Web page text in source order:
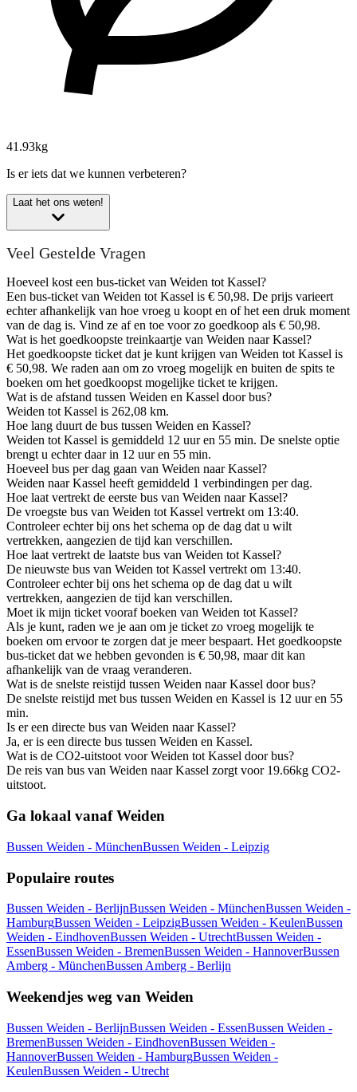
41.93kg
Is er iets dat we kunnen verbeteren?
Laat het ons weten!
Veel Gestelde Vragen
Hoeveel kost een bus-ticket van Weiden tot Kassel?
Een bus-ticket van Weiden tot Kassel is € 50,98. De prijs varieert
echter afhankelijk van hoe vroeg u koopt en of het een druk moment
van de dag is. Vind ze af en toe voor zo goedkoop als € 50,98.
Wat is het goedkoopste treinkaartje van Weiden naar Kassel?
Het goedkoopste ticket dat je kunt krijgen van Weiden tot Kassel is
€ 50,98. We raden aan om zo vroeg mogelijk en buiten de spits te
boeken om het goedkoopst mogelijke ticket te krijgen.
Wat is de afstand tussen Weiden en Kassel door bus?
Weiden tot Kassel is 262,08 km.
Hoe lang duurt de bus tussen Weiden en Kassel?
Weiden tot Kassel is gemiddeld 12 uur en 55 min. De snelste optie
brengt u echter daar in 12 uur en 55 min.
Hoeveel bus per dag gaan van Weiden naar Kassel?
Weiden naar Kassel heeft gemiddeld 1 verbindingen per dag.
Hoe laat vertrekt de eerste bus van Weiden naar Kassel?
De vroegste bus van Weiden tot Kassel vertrekt om 13:40.
Controleer echter bij ons het schema op de dag dat u wilt
vertrekken, aangezien de tijd kan verschillen.
Hoe laat vertrekt de laatste bus van Weiden tot Kassel?
De nieuwste bus van Weiden tot Kassel vertrekt om 13:40.
Controleer echter bij ons het schema op de dag dat u wilt
vertrekken, aangezien de tijd kan verschillen.
Moet ik mijn ticket vooraf boeken van Weiden tot Kassel?
Als je kunt, raden we je aan om je ticket zo vroeg mogelijk te
boeken om ervoor te zorgen dat je meer bespaart. Het goedkoopste
bus-ticket dat we hebben gevonden is € 50,98, maar dit kan
afhankelijk van de vraag veranderen.
Wat is de snelste reistijd tussen Weiden naar Kassel door bus?
De snelste reistijd met bus tussen Weiden en Kassel is 12 uur en 55
min.
Is er een directe bus van Weiden naar Kassel?
Ja, er is een directe bus tussen Weiden en Kassel.
Wat is de CO2-uitstoot voor Weiden tot Kassel door bus?
De reis van bus van Weiden naar Kassel zorgt voor 19.66kg CO2-
uitstoot.
Ga lokaal vanaf Weiden
Bussen Weiden - MünchenBussen Weiden - Leipzig
Populaire routes
Bussen Weiden - BerlijnBussen Weiden - MünchenBussen Weiden -
HamburgBussen Weiden - LeipzigBussen Weiden - KeulenBussen
Weiden - EindhovenBussen Weiden - UtrechtBussen Weiden -
EssenBussen Weiden - BremenBussen Weiden - HannoverBussen
Amberg - MünchenBussen Amberg - Berlijn
Weekendjes weg van Weiden
Bussen Weiden - BerlijnBussen Weiden - EssenBussen Weiden -
BremenBussen Weiden - EindhovenBussen Weiden -
HannoverBussen Weiden - HamburgBussen Weiden -
KeulenBussen Weiden - Utrecht